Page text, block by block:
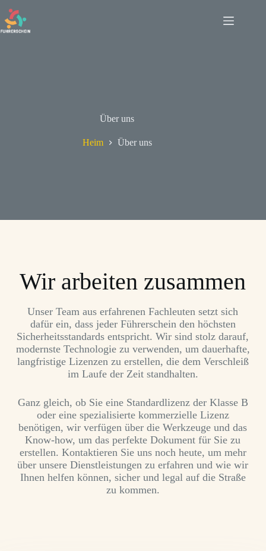
Über uns
Heim Über uns
Wir arbeiten zusammen
Unser Team aus erfahrenen Fachleuten setzt sich
dafür ein, dass jeder Führerschein den höchsten
Sicherheitsstandards entspricht. Wir sind stolz darauf,
modernste Technologie zu verwenden, um dauerhafte,
langfristige Lizenzen zu erstellen, die dem Verschleiß
im Laufe der Zeit standhalten.
Ganz gleich, ob Sie eine Standardlizenz der Klasse B
oder eine spezialisierte kommerzielle Lizenz
benötigen, wir verfügen über die Werkzeuge und das
Know-how, um das perfekte Dokument für Sie zu
erstellen. Kontaktieren Sie uns noch heute, um mehr
über unsere Dienstleistungen zu erfahren und wie wir
Ihnen helfen können, sicher und legal auf die Straße
zu kommen.